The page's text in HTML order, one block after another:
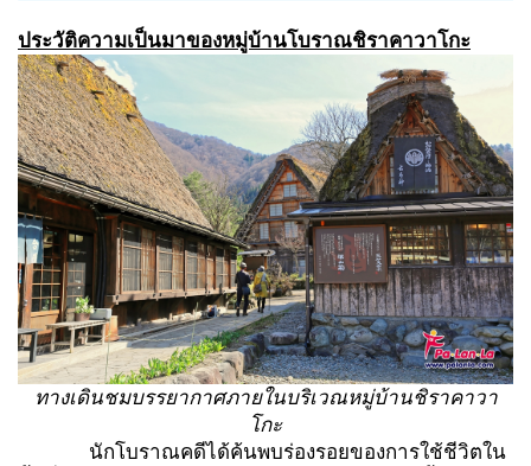
ประวัติความเป็นมาของหมู่บ้านโบราณชิราคาวาโกะ
ทางเดินชมบรรยากาศภายในบริเวณหมู่บ้านชิราคาวา
โกะ
นักโบราณคดีได้ค้นพบร่องรอยของการใช้ชีวิตใน